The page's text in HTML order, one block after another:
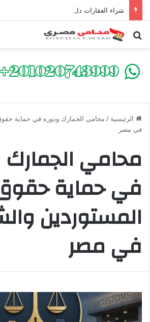
بحث عن
الرئيسية / محامي الجمارك ودوره في حماية
في مصر
محامي
في حماية
المستوردين
في مصر